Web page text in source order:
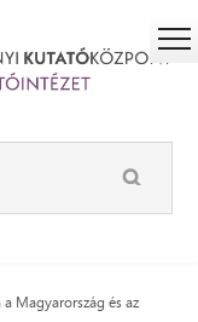
a Magyarország és az